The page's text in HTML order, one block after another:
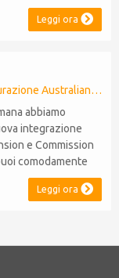
da 95 a 149
il 2014 quando
Billing Extension
Leggi ora
Sistema di fatturazione Australiano per WHMCS
abbiamo
integrazione
e Commission
comodamente
credito in linea
Australiano.
Withholding.
Leggi ora